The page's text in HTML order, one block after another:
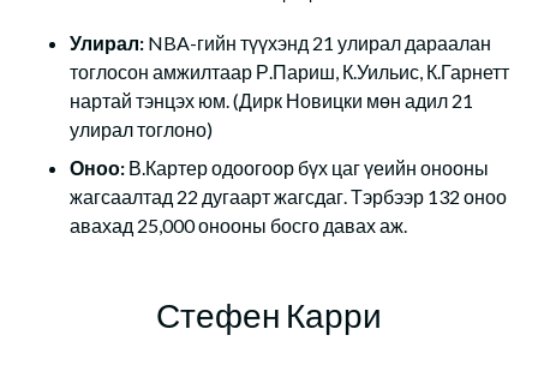
Улирал: NBA-гийн түүхэнд 21 улирал дараалан
тоглосон амжилтаар Р.Париш, К.Уильис, К.Гарнетт
нартай тэнцэх юм. (Дирк Новицки мөн адил 21
улирал тоглоно)
Оноо: В.Картер одоогоор бүх цаг үеийн онооны
жагсаалтад 22 дугаарт жагсдаг. Тэрбээр 132 оноо
авахад 25,000 онооны босго давах аж.
Стефен Карри